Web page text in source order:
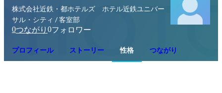
株式会社近鉄・都ホテルズ ホテル近鉄ユニバー
サル・シティ / 客室部
0つながり 0フォロワー
プロフィール ストーリー 性格 つながり